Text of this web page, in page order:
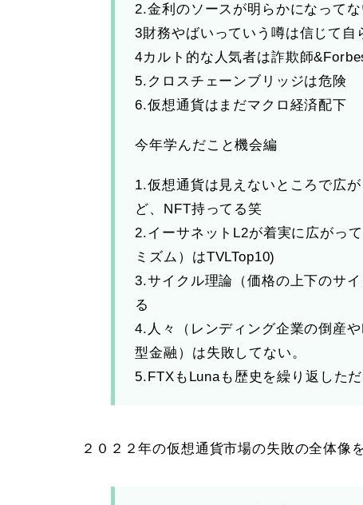
2.金利のソースが明らかになって
3財務やばいっていう噂は信じて自
4カルト的な人気者は詐欺師
5.クロスチェーンブリッジは危険
6.仮想通貨はまだマクロ経済配下
今年学んだこと機会編
1.仮想通貨は見えないところで広
ど、NFT持ってる笑
2.イーサネットL2が着実に広がっ
ミズム）はTVLTop10)
3.サイクル理論（価格の上下のサ
る
4.人々（レンディング企業の倒産
型金融）は失敗してない。
5.FTXもLunaも歴史を繰り返した
２０２２年の仮想通貨市場の失敗の全体像